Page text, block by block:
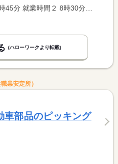
(ハローワークより転載)
業安定所）
車部品のピッキング